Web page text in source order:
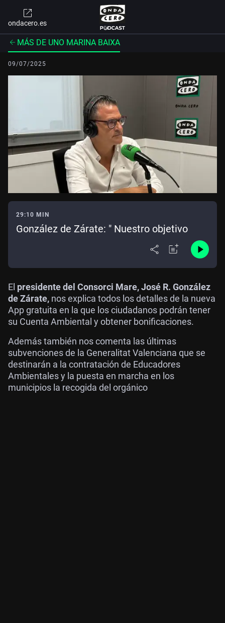
ondacero.es
MÁS DE UNO MARINA BAIXA
09/07/2025
29:10 MIN
González de Zárate: " Nuestro objetivo
El presidente del Consorci Mare, José R. González
de Zárate, nos explica todos los detalles de la nueva
App gratuita en la que los ciudadanos podrán tener
su Cuenta Ambiental y obtener bonificaciones.
Además también nos comenta las últimas
subvenciones de la Generalitat Valenciana que se
destinarán a la contratación de Educadores
Ambientales y la puesta en marcha en los
municipios la recogida del orgánico